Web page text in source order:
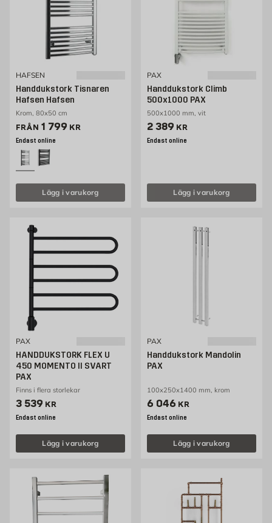
HAFSEN
Handdukstork Tisnaren
Hafsen Hafsen
Krom, 80x50 cm
FRÅN Pris 1799 kr
1 799 KR
Endast online
Lägg i varukorg
PAX
Handdukstork Climb
500x1000 PAX
500x1000 mm, vit
Pris 2389 kr
2 389 KR
Endast online
Lägg i varukorg
PAX
HANDDUKSTORK FLEX U
450 MOMENTO II SVART
PAX
Finns i flera storlekar
Pris 3539 kr
3 539 KR
Endast online
Lägg i varukorg
PAX
Handdukstork Mandolin
PAX
100x250x1400 mm, krom
Pris 6046 kr
6 046 KR
Endast online
Lägg i varukorg